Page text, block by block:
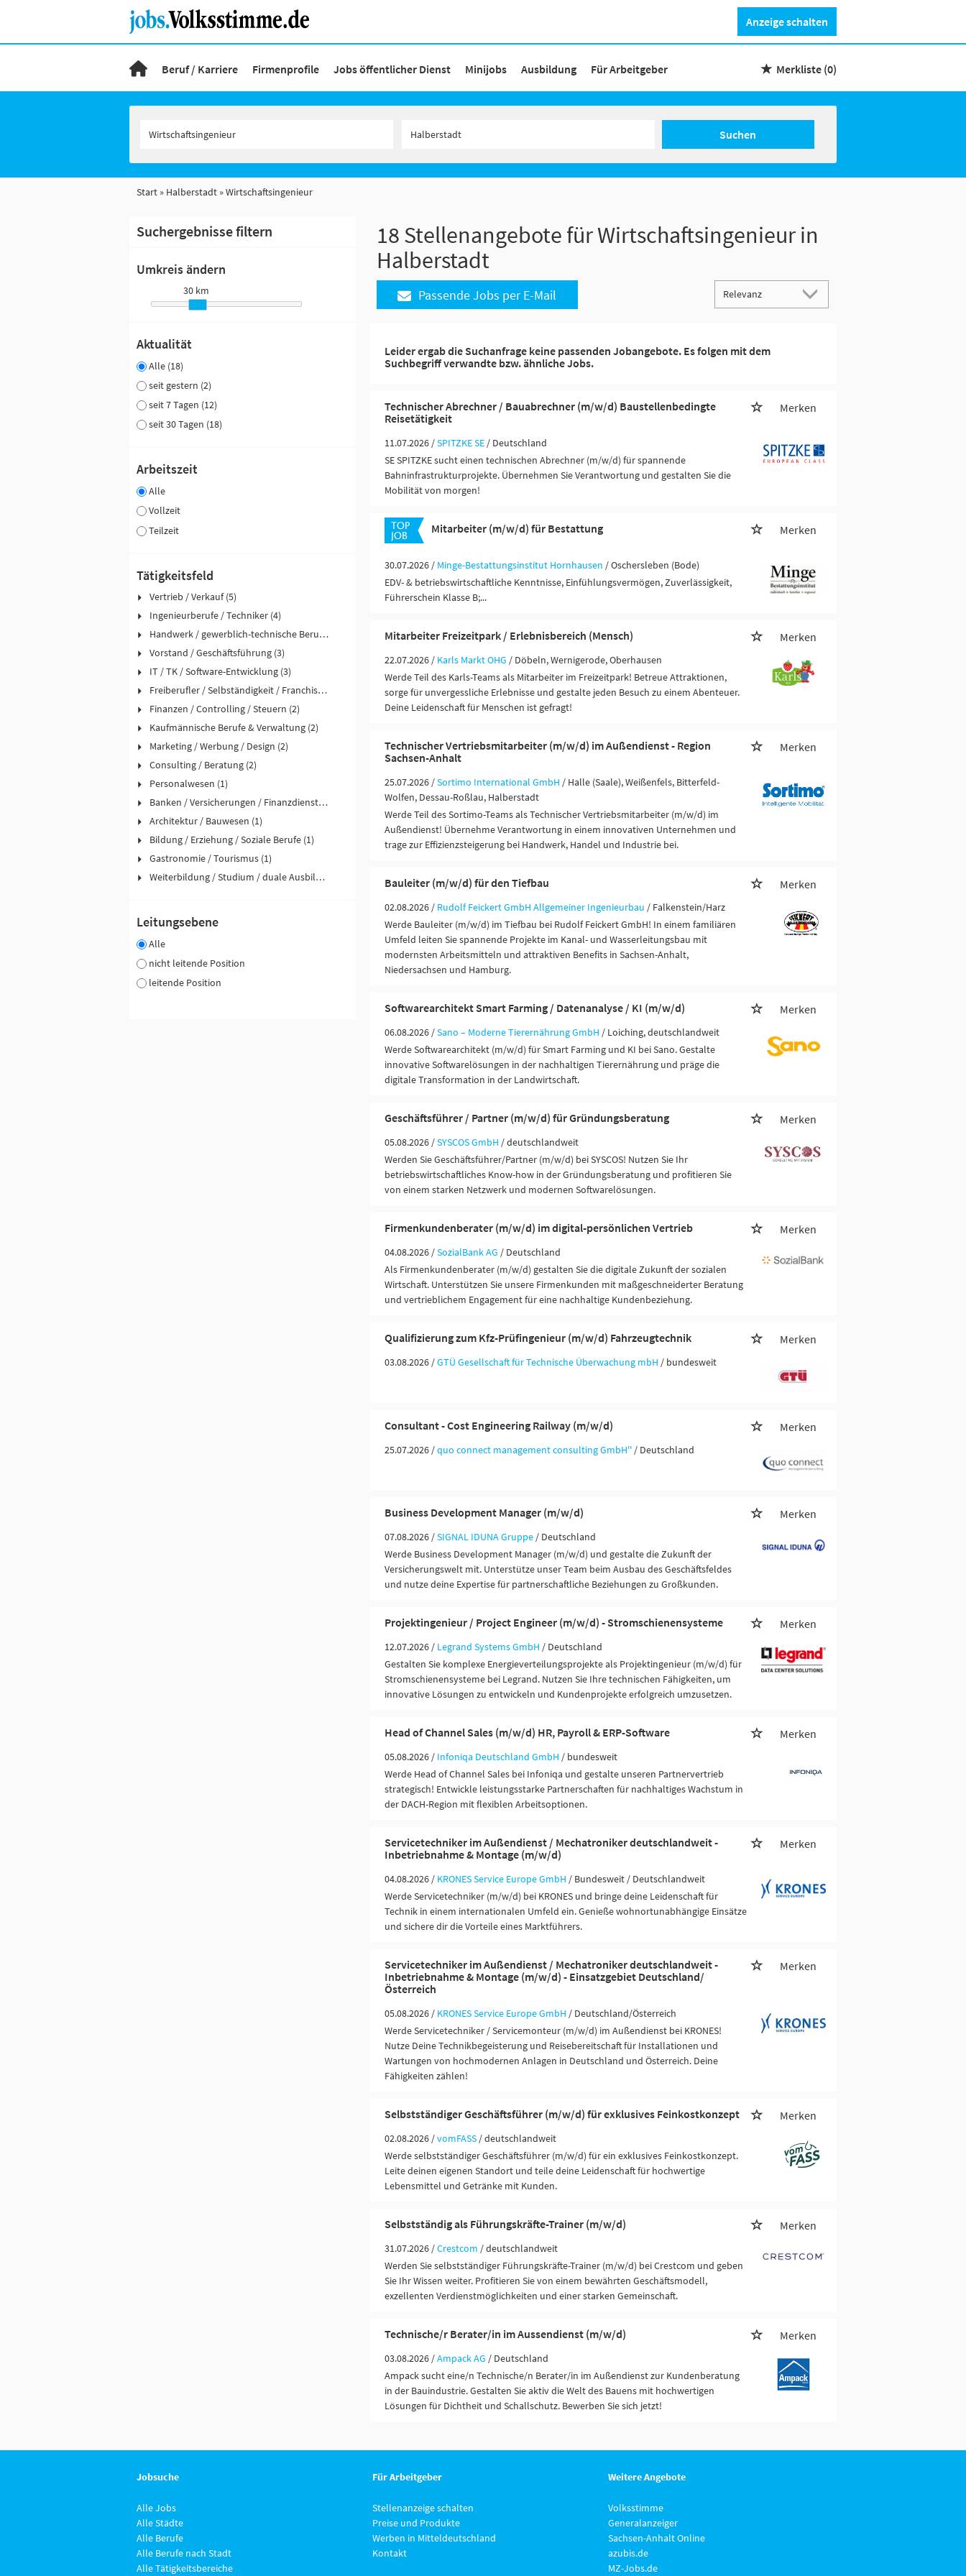
Anzeige schalten
Beruf / Karriere Firmenprofile Jobs öffentlicher Dienst Minijobs Ausbildung Für Arbeitgeber Merkliste (0)
Suchen
Start Halberstadt Wirtschaftsingenieur
Suchergebnisse filtern
Umkreis ändern
30 km
Aktualität
Alle (18)
seit gestern (2)
seit 7 Tagen (12)
seit 30 Tagen (18)
Arbeitszeit
Alle
Vollzeit
Teilzeit
Tätigkeitsfeld
Vertrieb / Verkauf (5)
Ingenieurberufe / Techniker (4)
Handwerk / gewerblich-technische Berufe (4)
Vorstand / Geschäftsführung (3)
IT / TK / Software-Entwicklung (3)
Freiberufler / Selbständigkeit / Franchise (3)
Finanzen / Controlling / Steuern (2)
Kaufmännische Berufe & Verwaltung (2)
Marketing / Werbung / Design (2)
Consulting / Beratung (2)
Personalwesen (1)
Banken / Versicherungen / Finanzdienstleister (1)
Architektur / Bauwesen (1)
Bildung / Erziehung / Soziale Berufe (1)
Gastronomie / Tourismus (1)
Weiterbildung / Studium / duale Ausbildung (1)
Leitungsebene
Alle
nicht leitende Position
leitende Position
18 Stellenangebote für Wirtschaftsingenieur in
Halberstadt
Passende Jobs per E-Mail
Leider ergab die Suchanfrage keine passenden Jobangebote. Es folgen mit dem
Suchbegriff verwandte bzw. ähnliche Jobs.
Technischer Abrechner / Bauabrechner (m/w/d) Baustellenbedingte
Reisetätigkeit
Merken
11.07.2026 /SPITZKE SE / Deutschland
SE SPITZKE sucht einen technischen Abrechner (m/w/d) für spannende
Bahninfrastrukturprojekte. Übernehmen Sie Verantwortung und gestalten Sie die
Mobilität von morgen!
Mitarbeiter (m/w/d) für Bestattung Merken
30.07.2026 / Minge-Bestattungsinstitut Hornhausen / Oschersleben (Bode)
EDV- & betriebswirtschaftliche Kenntnisse, Einfühlungsvermögen, Zuverlässigkeit,
Führerschein Klasse B;...
Mitarbeiter Freizeitpark / Erlebnisbereich (Mensch) Merken
22.07.2026 / Karls Markt OHG / Döbeln, Wernigerode, Oberhausen
Werde Teil des Karls-Teams als Mitarbeiter im Freizeitpark! Betreue Attraktionen,
sorge für unvergessliche Erlebnisse und gestalte jeden Besuch zu einem Abenteuer.
Deine Leidenschaft für Menschen ist gefragt!
Technischer Vertriebsmitarbeiter (m/w/d) im Außendienst - Region
Sachsen-Anhalt
Merken
25.07.2026 /Sortimo International GmbH / Halle (Saale), Weißenfels, Bitterfeld-
Wolfen, Dessau-Roßlau, Halberstadt
Werde Teil des Sortimo-Teams als Technischer Vertriebsmitarbeiter (m/w/d) im
Außendienst! Übernehme Verantwortung in einem innovativen Unternehmen und
trage zur Effizienzsteigerung bei Handwerk, Handel und Industrie bei.
Bauleiter (m/w/d) für den Tiefbau Merken
02.08.2026 / Rudolf Feickert GmbH Allgemeiner Ingenieurbau / Falkenstein/Harz
Werde Bauleiter (m/w/d) im Tiefbau bei Rudolf Feickert GmbH! In einem familiären
Umfeld leiten Sie spannende Projekte im Kanal- und Wasserleitungsbau mit
modernsten Arbeitsmitteln und attraktiven Benefits in Sachsen-Anhalt,
Niedersachsen und Hamburg.
Softwarearchitekt Smart Farming / Datenanalyse / KI (m/w/d) Merken
06.08.2026 /Sano – Moderne Tierernährung GmbH / Loiching, deutschlandweit
Werde Softwarearchitekt (m/w/d) für Smart Farming und KI bei Sano. Gestalte
innovative Softwarelösungen in der nachhaltigen Tierernährung und präge die
digitale Transformation in der Landwirtschaft.
Geschäftsführer / Partner (m/w/d) für Gründungsberatung Merken
05.08.2026 /SYSCOS GmbH / deutschlandweit
Werden Sie Geschäftsführer/Partner (m/w/d) bei SYSCOS! Nutzen Sie Ihr
betriebswirtschaftliches Know-how in der Gründungsberatung und profitieren Sie
von einem starken Netzwerk und modernen Softwarelösungen.
Firmenkundenberater (m/w/d) im digital-persönlichen Vertrieb Merken
04.08.2026 /SozialBank AG / Deutschland
Als Firmenkundenberater (m/w/d) gestalten Sie die digitale Zukunft der sozialen
Wirtschaft. Unterstützen Sie unsere Firmenkunden mit maßgeschneiderter Beratung
und vertrieblichem Engagement für eine nachhaltige Kundenbeziehung.
Qualifizierung zum Kfz-Prüfingenieur (m/w/d) Fahrzeugtechnik Merken
03.08.2026 /GTÜ Gesellschaft für Technische Überwachung mbH / bundesweit
Consultant - Cost Engineering Railway (m/w/d) Merken
25.07.2026 /quo connect management consulting GmbH'' / Deutschland
Business Development Manager (m/w/d) Merken
07.08.2026 /SIGNAL IDUNA Gruppe / Deutschland
Werde Business Development Manager (m/w/d) und gestalte die Zukunft der
Versicherungswelt mit. Unterstütze unser Team beim Ausbau des Geschäftsfeldes
und nutze deine Expertise für partnerschaftliche Beziehungen zu Großkunden.
Projektingenieur / Project Engineer (m/w/d) - Stromschienensysteme Merken
12.07.2026 / Legrand Systems GmbH / Deutschland
Gestalten Sie komplexe Energieverteilungsprojekte als Projektingenieur (m/w/d) für
Stromschienensysteme bei Legrand. Nutzen Sie Ihre technischen Fähigkeiten, um
innovative Lösungen zu entwickeln und Kundenprojekte erfolgreich umzusetzen.
Head of Channel Sales (m/w/d) HR, Payroll & ERP-Software Merken
05.08.2026 / Infoniqa Deutschland GmbH / bundesweit
Werde Head of Channel Sales bei Infoniqa und gestalte unseren Partnervertrieb
strategisch! Entwickle leistungsstarke Partnerschaften für nachhaltiges Wachstum in
der DACH-Region mit flexiblen Arbeitsoptionen.
Servicetechniker im Außendienst / Mechatroniker deutschlandweit -
Inbetriebnahme & Montage (m/w/d)
Merken
04.08.2026 / KRONES Service Europe GmbH / Bundesweit / Deutschlandweit
Werde Servicetechniker (m/w/d) bei KRONES und bringe deine Leidenschaft für
Technik in einem internationalen Umfeld ein. Genieße wohnortunabhängige Einsätze
und sichere dir die Vorteile eines Marktführers.
Servicetechniker im Außendienst / Mechatroniker deutschlandweit -
Inbetriebnahme & Montage (m/w/d) - Einsatzgebiet Deutschland/
Österreich
Merken
05.08.2026 / KRONES Service Europe GmbH / Deutschland/Österreich
Werde Servicetechniker / Servicemonteur (m/w/d) im Außendienst bei KRONES!
Nutze Deine Technikbegeisterung und Reisebereitschaft für Installationen und
Wartungen von hochmodernen Anlagen in Deutschland und Österreich. Deine
Fähigkeiten zählen!
Selbstständiger Geschäftsführer (m/w/d) für exklusives Feinkostkonzept Merken
02.08.2026 /vomFASS / deutschlandweit
Werde selbstständiger Geschäftsführer (m/w/d) für ein exklusives Feinkostkonzept.
Leite deinen eigenen Standort und teile deine Leidenschaft für hochwertige
Lebensmittel und Getränke mit Kunden.
Selbstständig als Führungskräfte-Trainer (m/w/d) Merken
31.07.2026 /Crestcom / deutschlandweit
Werden Sie selbstständiger Führungskräfte-Trainer (m/w/d) bei Crestcom und geben
Sie Ihr Wissen weiter. Profitieren Sie von einem bewährten Geschäftsmodell,
exzellenten Verdienstmöglichkeiten und einer starken Gemeinschaft.
Technische/r Berater/in im Aussendienst (m/w/d) Merken
03.08.2026 /Ampack AG / Deutschland
Ampack sucht eine/n Technische/n Berater/in im Außendienst zur Kundenberatung
in der Bauindustrie. Gestalten Sie aktiv die Welt des Bauens mit hochwertigen
Lösungen für Dichtheit und Schallschutz. Bewerben Sie sich jetzt!
Jobsuche
Alle Jobs
Alle Städte
Alle Berufe
Alle Berufe nach Stadt
Alle Tätigkeitsbereiche
Für Arbeitgeber
Stellenanzeige schalten
Preise und Produkte
Werben in Mitteldeutschland
Kontakt
Weitere Angebote
Volksstimme
Generalanzeiger
Sachsen-Anhalt Online
azubis.de
MZ-Jobs.de